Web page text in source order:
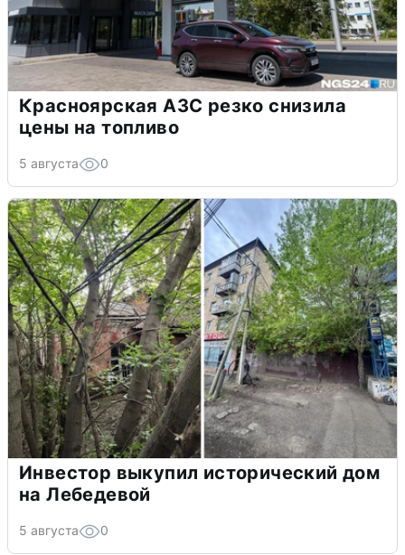
Красноярская АЗС резко снизила
цены на топливо
5 августа 0
Инвестор выкупил исторический дом
на Лебедевой
5 августа 0